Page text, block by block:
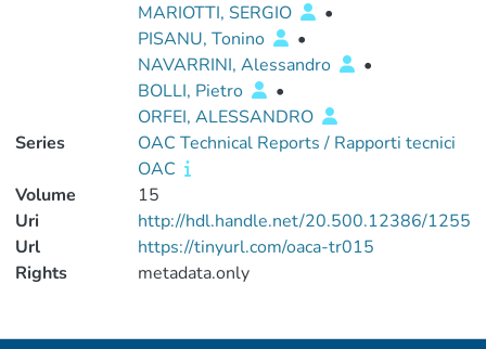
MARIOTTI, SERGIO
•
PISANU, Tonino
•
NAVARRINI, Alessandro
•
BOLLI, Pietro
•
ORFEI, ALESSANDRO
Series
OAC Technical Reports / Rapporti tecnici
OAC
Volume
15
Uri
http://hdl.handle.net/20.500.12386/1255
Url
https://tinyurl.com/oaca-tr015
Rights
metadata.only